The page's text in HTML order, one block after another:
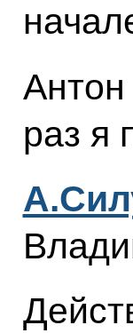
Антон
раз я